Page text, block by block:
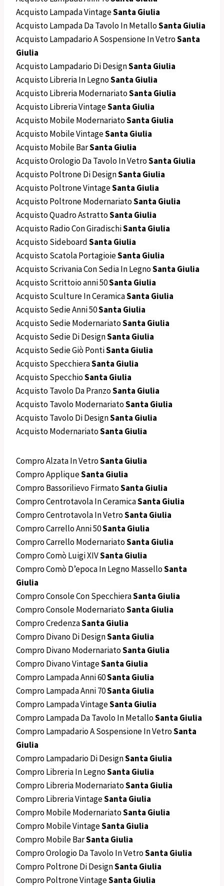
Acquisto Lampada VintageSanta Giulia
Acquisto Lampada Da Tavolo In MetalloSanta Giulia
Acquisto Lampadario A Sospensione In VetroSanta
Giulia
Acquisto Lampadario Di DesignSanta Giulia
Acquisto Libreria In LegnoSanta Giulia
Acquisto Libreria ModernariatoSanta Giulia
Acquisto Libreria VintageSanta Giulia
Acquisto Mobile ModernariatoSanta Giulia
Acquisto Mobile VintageSanta Giulia
Acquisto Mobile BarSanta Giulia
Acquisto Orologio Da Tavolo In VetroSanta Giulia
Acquisto Poltrone Di DesignSanta Giulia
Acquisto Poltrone VintageSanta Giulia
Acquisto Poltrone ModernariatoSanta Giulia
Acquisto Quadro AstrattoSanta Giulia
Acquisto Radio Con GiradischiSanta Giulia
Acquisto SideboardSanta Giulia
Acquisto Scatola PortagioieSanta Giulia
Acquisto Scrivania Con Sedia In LegnoSanta Giulia
Acquisto Scrittoio anni 50Santa Giulia
Acquisto Sculture In CeramicaSanta Giulia
Acquisto Sedie Anni 50Santa Giulia
Acquisto Sedie ModernariatoSanta Giulia
Acquisto Sedie Di DesignSanta Giulia
Acquisto Sedie Giò PontiSanta Giulia
Acquisto SpecchieraSanta Giulia
Acquisto SpecchioSanta Giulia
Acquisto Tavolo Da PranzoSanta Giulia
Acquisto Tavolo ModernariatoSanta Giulia
Acquisto Tavolo Di DesignSanta Giulia
Acquisto ModernariatoSanta Giulia
Compro Alzata In VetroSanta Giulia
Compro AppliqueSanta Giulia
Compro Bassorilievo FirmatoSanta Giulia
Compro Centrotavola In CeramicaSanta Giulia
Compro Centrotavola In VetroSanta Giulia
Compro Carrello Anni 50Santa Giulia
Compro Carrello ModernariatoSanta Giulia
Compro Comò Luigi XIVSanta Giulia
Compro Comò D’epoca In Legno MasselloSanta
Giulia
Compro Console Con SpecchieraSanta Giulia
Compro Console ModernariatoSanta Giulia
Compro CredenzaSanta Giulia
Compro Divano Di DesignSanta Giulia
Compro Divano ModernariatoSanta Giulia
Compro Divano VintageSanta Giulia
Compro Lampada Anni 60Santa Giulia
Compro Lampada Anni 70Santa Giulia
Compro Lampada VintageSanta Giulia
Compro Lampada Da Tavolo In MetalloSanta Giulia
Compro Lampadario A Sospensione In VetroSanta
Giulia
Compro Lampadario Di DesignSanta Giulia
Compro Libreria In LegnoSanta Giulia
Compro Libreria ModernariatoSanta Giulia
Compro Libreria VintageSanta Giulia
Compro Mobile ModernariatoSanta Giulia
Compro Mobile VintageSanta Giulia
Compro Mobile BarSanta Giulia
Compro Orologio Da Tavolo In VetroSanta Giulia
Compro Poltrone Di DesignSanta Giulia
Compro Poltrone VintageSanta Giulia